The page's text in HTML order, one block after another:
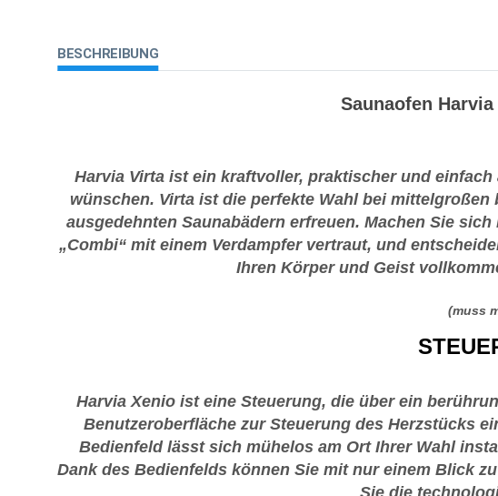
BESCHREIBUNG
Saunaofen
Harvia Virta ist ein kraftvoller, praktischer und
wünschen. Virta ist die perfekte Wahl bei
ausgedehnten Saunabädern erfreuen. Machen Sie
„Combi“ mit einem Verdampfer vertraut, und
Ihren Körper und Geist
(muss
Harvia Xenio ist eine Steuerung, die über ein
Benutzeroberfläche zur Steuerung des Herzstücks
Bedienfeld lässt sich mühelos am Ort Ihrer Wahl
Dank des Bedienfelds können Sie mit nur einem Blick